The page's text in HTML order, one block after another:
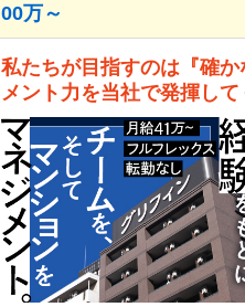
00万～
私たちが目指すのは『確
メント力を当社で発揮して